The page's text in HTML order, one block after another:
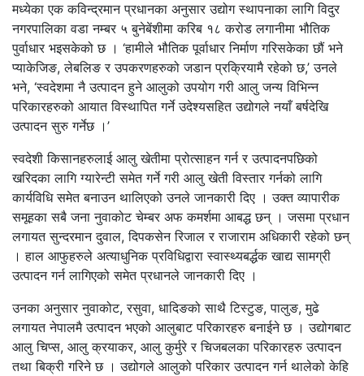
मध्येका एक कविन्द्रमान प्रधानका अनुसार उद्योग स्थापनाका लागि विदुर
नगरपालिका वडा नम्बर ५ बुनेबेंशीमा करिब १८ करोड लगानीमा भौतिक
पुर्वाधार भइसकेको छ । ‘हामीले भौतिक पूर्वाधार निर्माण गरिसकेका छौं भने
प्याकेजिङ, लेबलिङ र उपकरणहरुको जडान प्रक्रियामै रहेको छ,’ उनले
भने, ‘स्वदेशमा नै उत्पादन हुने आलुको उपयोग गरी आलु जन्य विभिन्न
परिकारहरुको आयात विस्थापित गर्ने उदेश्यसहित उद्योगले नयाँ बर्षदेखि
उत्पादन सुरु गर्नेछ ।’
स्वदेशी किसानहरुलाई आलु खेतीमा प्रोत्साहन गर्न र उत्पादनपछिको
खरिदका लागि ग्यारेन्टी समेत गर्ने गरी आलु खेती विस्तार गर्नको लागि
कार्यविधि समेत बनाउन थालिएको उनले जानकारी दिए । उक्त व्यापारीक
समूहका सबै जना नुवाकोट चेम्बर अफ कमर्शमा आबद्ध छन् । जसमा प्रधान
लगायत सुन्दरमान दुवाल, दिपकसेन रिजाल र राजाराम अधिकारी रहेको छन्
। हाल आफुहरुले अत्याधुनिक प्रविधिद्वारा स्वास्थ्यबर्द्धक खाद्य सामग्री
उत्पादन गर्न लागिएको समेत प्रधानले जानकारी दिए ।
उनका अनुसार नुवाकोट, रसुवा, धादिङको साथै टिस्टुङ, पालुङ, मुढे
लगायत नेपालमै उत्पादन भएको आलुबाट परिकारहरु बनाईने छ । उद्योगबाट
आलु चिप्स, आलु क्रयाकर, आलु कुर्मुरे र चिजबलका परिकारहरु उत्पादन
तथा बिक्री गरिने छ । उद्योगले आलुको परिकार उत्पादन गर्न थालेको केहि